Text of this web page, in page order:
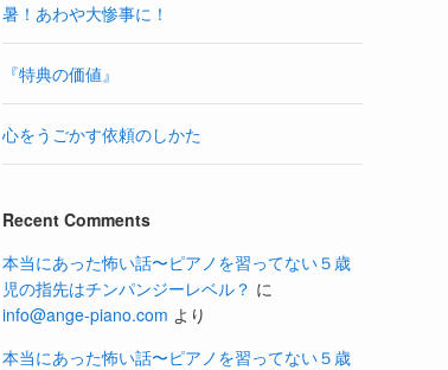
暑！あわや大惨事に！
『特典の価値』
心をうごかす依頼のしかた
Recent Comments
本当にあった怖い話〜ピアノを習ってない５歳
児の指先はチンパンジーレベル？ に
info@ange-piano.com より
本当にあった怖い話〜ピアノを習ってない５歳